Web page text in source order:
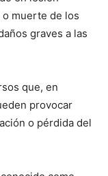
muerte de los
graves a las
que, en
provocar
o pérdida del